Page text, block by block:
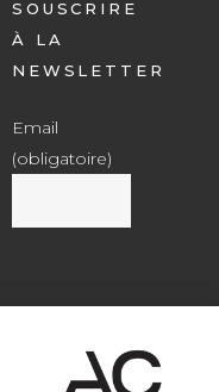
SOUSCRIRE
À LA
NEWSLETTER
Email
(obligatoire)